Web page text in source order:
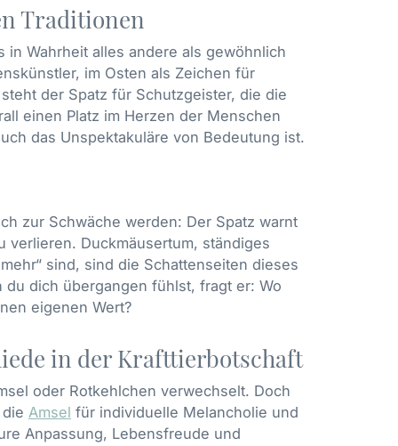
Traditionen
in Wahrheit alles andere als gewöhnlich
im Osten als Zeichen für
der Spatz für Schutzgeister, die die
einen Platz im Herzen der Menschen
das Unspektakuläre von Bedeutung ist.
zur Schwäche werden: Der Spatz warnt
verlieren. Duckmäusertum, ständiges
sind, sind die Schattenseiten dieses
dich übergangen fühlst, fragt er: Wo
eigenen Wert?
in der Krafttierbotschaft
oder Rotkehlchen verwechselt. Doch
Amsel für individuelle Melancholie und
Anpassung, Lebensfreude und